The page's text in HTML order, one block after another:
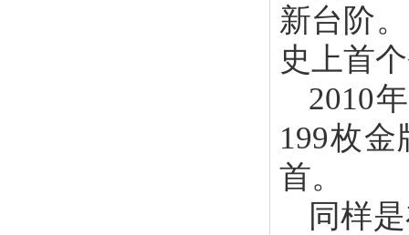
新台阶
史上首
2010
199枚
首。
同样